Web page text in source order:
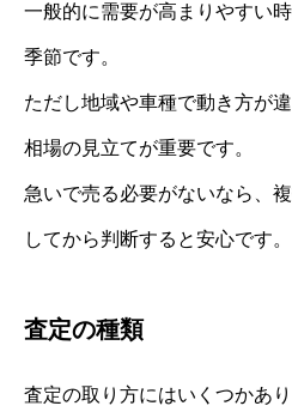
一般的に需要が高まりやすい
季節です。
ただし地域や車種で動き方が
相場の見立てが重要です。
急いで売る必要がないなら、
してから判断すると安心です。
査定の種類
査定の取り方にはいくつかあり